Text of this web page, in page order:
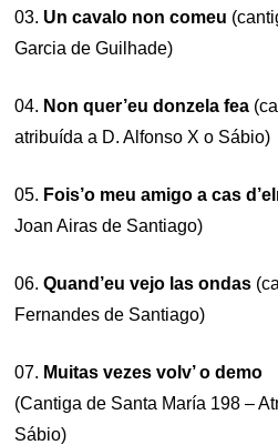
03. Un cavalo non comeu
Garcia de Guilhade)
04. Non quer’eu donzela fea
atribuída a D. Alfonso X o Sábio)
05. Fois’o meu amigo a cas
Joan Airas de Santiago)
06.Quand’eu vejo las ondas
Fernandes de Santiago)
07. Muitas vezes volv’ o demo
(Cantiga de Santa María 198 –
Sábio)